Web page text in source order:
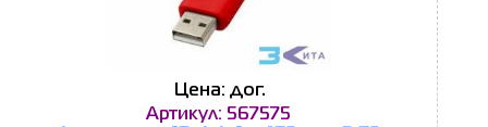
Цена: дог.
Артикул: 567575